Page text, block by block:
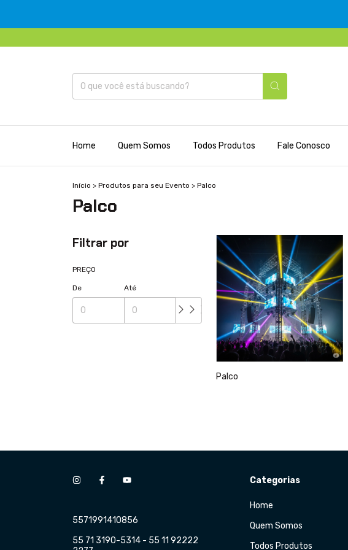
Home Quem Somos Todos Produtos Fale Conosco
Início > Produtos para seu Evento > Palco
Palco
Filtrar por
PREÇO
De Até
Palco
5571991410856
55 71 3190-5314 - 55 11 92222
Categorias
Home
Quem Somos
Todos Produtos